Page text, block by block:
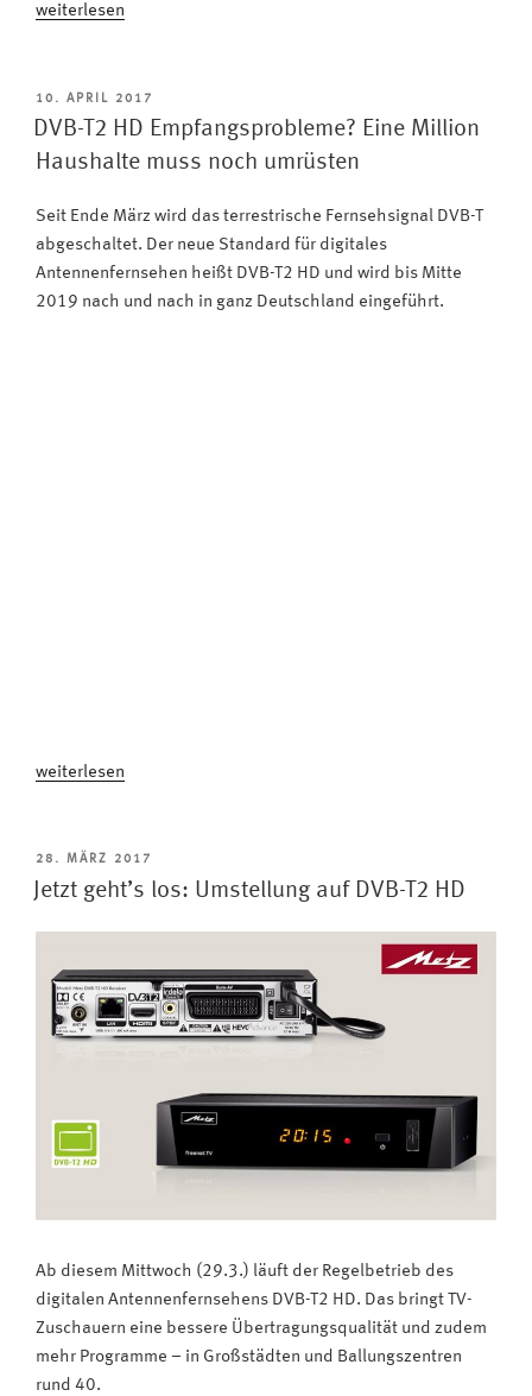
„Neues
2,2
Millionen
Haushalte
DVB-
T2
HD“
weiterlesen
VERÖFFENTLICHT
AM
10. APRIL 2017
DVB-T2 HD Empfangsprobleme? Eine Million
Haushalte muss noch umrüsten
Seit Ende März wird das terrestrische Fernsehsignal DVB-T
abgeschaltet. Der neue Standard für digitales
Antennenfernsehen heißt DVB-T2 HD und wird bis Mitte
2019 nach und nach in ganz Deutschland eingeführt.
„DVB-
Empfangsprobleme?
Eine
muss
noch
umrüsten“
weiterlesen
VERÖFFENTLICHT
AM
28. MÄRZ 2017
Jetzt geht’s los: Umstellung auf DVB-T2 HD
Ab diesem Mittwoch (29.3.) läuft der Regelbetrieb des
digitalen Antennenfernsehens DVB-T2 HD. Das bringt TV-
Zuschauern eine bessere Übertragungsqualität und zudem
mehr Programme – in Großstädten und Ballungszentren
rund 40.